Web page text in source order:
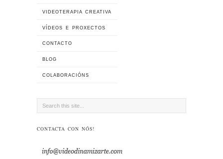
VIDEOTERAPIA CREATIVA
VÍDEOS E PROXECTOS
CONTACTO
BLOG
COLABORACIÓNS
CONTACTA CON NÓS!